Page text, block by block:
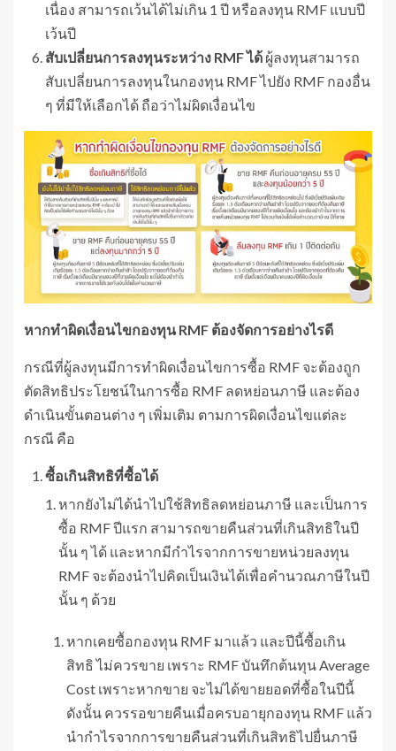
เนื่อง สามารถเว้นได้ไม่เกิน 1 ปี หรือลงทุน RMF แบบปี
เว้นปี
สับเปลี่ยนการลงทุนระหว่าง RMF ได้ ผู้ลงทุนสามารถ
สับเปลี่ยนการลงทุนในกองทุน RMF ไปยัง RMF กองอื่น
ๆ ที่มีให้เลือกได้ ถือว่าไม่ผิดเงื่อนไข
หากทำผิดเงื่อนไขกองทุนRMF ต้องจัดการอย่างไรดี
กรณีที่ผู้ลงทุนมีการทำผิดเงื่อนไขการซื้อ RMF จะต้องถูก
ตัดสิทธิประโยชน์ในการซื้อ RMF ลดหย่อนภาษี และต้อง
ดำเนินขั้นตอนต่าง ๆ เพิ่มเติม ตามการผิดเงื่อนไขแต่ละ
กรณี คือ
ซื้อเกินสิทธิที่ซื้อได้
หากยังไม่ได้นำไปใช้สิทธิลดหย่อนภาษี และเป็นการ
ซื้อ RMF ปีแรก สามารถขายคืนส่วนที่เกินสิทธิในปี
นั้น ๆ ได้ และหากมีกำไรจากการขายหน่วยลงทุน
RMF จะต้องนำไปคิดเป็นเงินได้เพื่อคำนวณภาษีในปี
นั้น ๆ ด้วย
หากเคยซื้อกองทุน RMF มาแล้ว และปีนี้ซื้อเกิน
สิทธิ ไม่ควรขาย เพราะ RMF บันทึกต้นทุน Average
Cost เพราะหากขาย จะไม่ได้ขายยอดที่ซื้อในปีนี้
ดังนั้น ควรรอขายคืนเมื่อครบอายุกองทุน RMF แล้ว
นำกำไรจากการขายคืนส่วนที่เกินสิทธิไปยื่นภาษี